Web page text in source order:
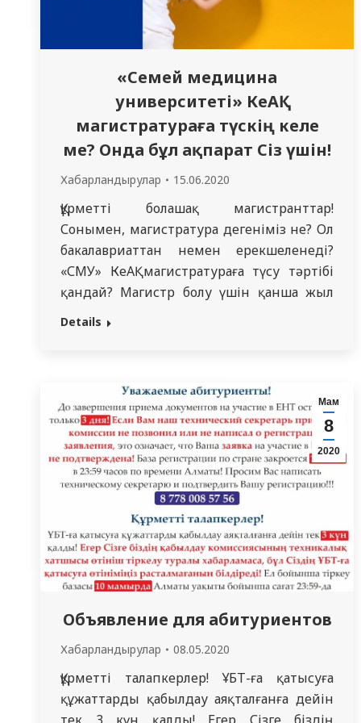
«Семей медицина
университеті» КеАҚ
магистратураға түскің келе
ме? Онда бұл ақпарат Сіз үшін!
Хабарландырулар 15.06.2020
Құрметті болашақ магистранттар!
Сонымен, магистратура дегеніміз не? Ол
бакалавриаттан немен ерекшеленеді?
«СМУ» КеАҚ магистратураға түсу тәртібі
қандай? Магистр болу үшін қанша жыл
оқу керек? Гранттар, соңғы жаңалықтар
магистратураға түсу кезінде қандай
емтихандар тапсыру керек?
Магистратураның әрбір мамандығы
бойынша қандай бейіндік пәндерді
тапсыру керек? Осы және…
Details
Мам
8
2020
Объявление для абитуриентов
Хабарландырулар 08.05.2020
Құрметті талапкерлер! ҰБТ-ға қатысуға
құжаттарды қабылдау аяқталғанға дейін